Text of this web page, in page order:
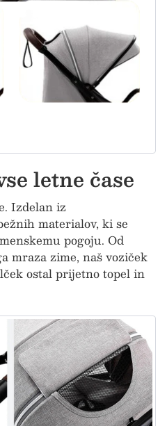
letne čase
Izdelan iz
materialov, ki se
pogoju. Od
mraza zime, naš voziček
ostal prijetno topel in